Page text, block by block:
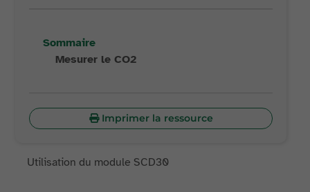
Sommaire
Mesurer le CO2
Imprimer la ressource
Utilisation du module SCD30